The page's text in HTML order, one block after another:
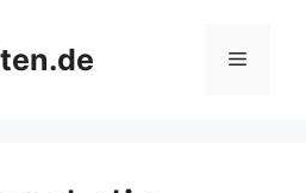
Menü